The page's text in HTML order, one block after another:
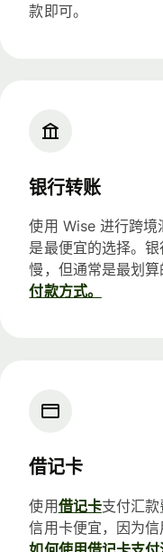
款即可。
银行转账
使用 Wise 进行跨境
是最便宜的选择。
慢，但通常是最划算
付款方式。
借记卡
使用借记卡支付汇
信用卡便宜，因为信